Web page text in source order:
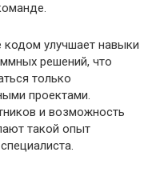
кодом улучшает навыки
решений, что
только
проектами.
и возможность
такой опыт